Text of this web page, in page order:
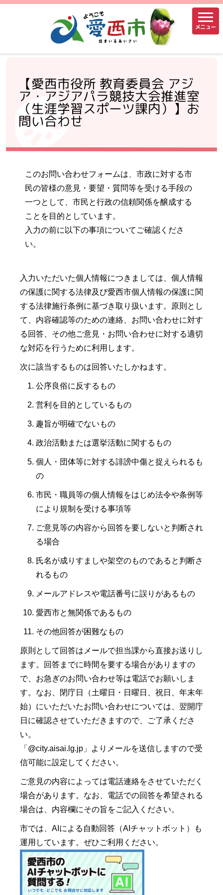
メニュー
【愛西市役所 教育委員会 アジ
ア・アジアパラ競技大会推進室
（生涯学習スポーツ課内）】お
問い合わせ
このお問い合わせフォームは、市政に対する市
民の皆様の意見・要望・質問等を受ける手段の
一つとして、市民と行政の信頼関係を醸成する
ことを目的としています。
入力の前に以下の事項についてご確認くださ
い。
入力いただいた個人情報につきましては、個人情報
の保護に関する法律及び愛西市個人情報の保護に関
する法律施行条例に基づき取り扱います。原則とし
て、内容確認等のための連絡、お問い合わせに対す
る回答、その他ご意見・お問い合わせに対する適切
な対応を行うために利用します。
次に該当するものは回答いたしかねます。
公序良俗に反するもの
営利を目的としているもの
趣旨が明確でないもの
政治活動または選挙活動に関するもの
個人・団体等に対する誹謗中傷と捉えられるも
の
市民・職員等の個人情報をはじめ法令や条例等
により規制を受ける事項等
ご意見等の内容から回答を要しないと判断され
る場合
氏名が成りすましや架空のものであると判断さ
れるもの
メールアドレスや電話番号に誤りがあるもの
愛西市と無関係であるもの
その他回答が困難なもの
原則として回答はメールで担当課から直接お送りし
ます。回答までに時間を要する場合がありますの
で、お急ぎのお問い合わせ等は電話でお願いしま
す。なお、閉庁日（土曜日・日曜日、祝日、年末年
始）にいただいたお問い合わせについては、翌開庁
日に確認させていただきますので、ご了承くださ
い。
「@city.aisai.lg.jp」よりメールを送信しますので受
信可能に設定してください。
ご意見の内容によっては電話連絡をさせていただく
場合があります。なお、電話での回答を希望される
場合は、内容欄にその旨をご記入ください。
市では、AIによる自動回答（AIチャットボット）も
運用しています。ぜひご利用ください。